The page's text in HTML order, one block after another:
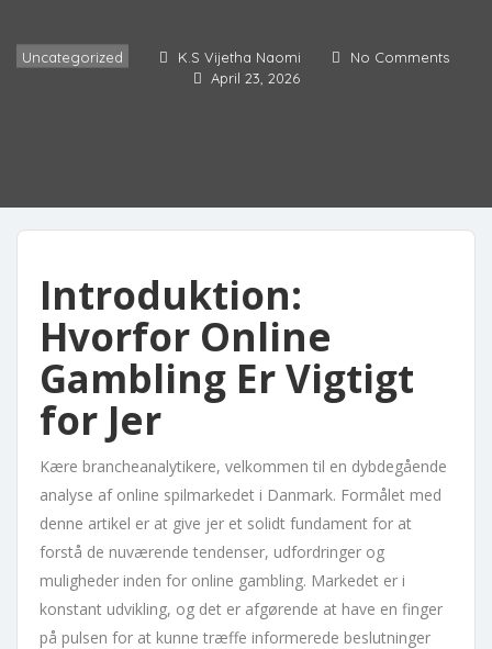
Uncategorized K.S Vijetha Naomi
No Comments
April 23, 2026
Introduktion:
Hvorfor Online
Gambling Er Vigtigt
for Jer
Kære brancheanalytikere, velkommen til en dybdegående
analyse af online spilmarkedet i Danmark. Formålet med
denne artikel er at give jer et solidt fundament for at
forstå de nuværende tendenser, udfordringer og
muligheder inden for online gambling. Markedet er i
konstant udvikling, og det er afgørende at have en finger
på pulsen for at kunne træffe informerede beslutninger